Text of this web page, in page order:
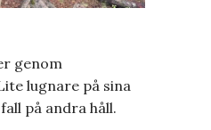
genom
lugnare på sina
på andra håll.